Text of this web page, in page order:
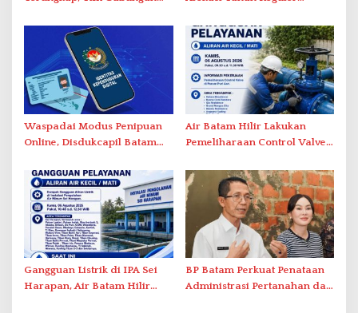
Simpang Dam
Waspadai Modus Penipuan
Online, Disdukcapil Batam
Tatap Muka
Air Batam Hilir Lakukan
Pemeliharaan Control Valve,
Gangguan Listrik di IPA Sei
Harapan, Air Batam Hilir
BP Batam Perkuat Penataan
Administrasi Pertanahan dan